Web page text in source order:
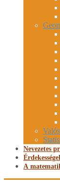
Nevezetes
A